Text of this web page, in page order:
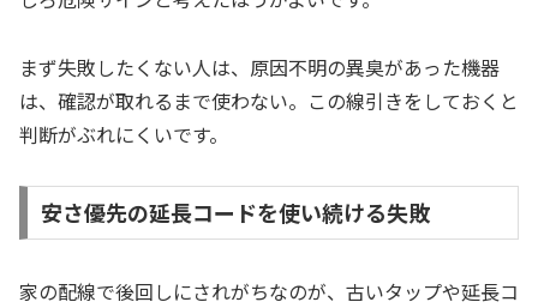
まず失敗したくない人は、原因不明の異臭があった機器
は、確認が取れるまで使わない。この線引きをしておくと
判断がぶれにくいです。
安さ優先の延長コードを使い続ける失敗
家の配線で後回しにされがちなのが、古いタップや延長コ